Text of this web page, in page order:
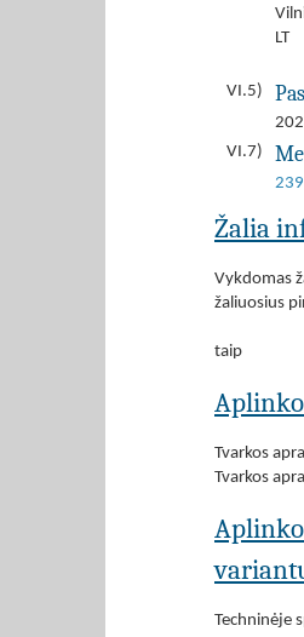
LT
VI.5)
VI.7)
Žalia
Vykdomas
žaliuosius
taip
Tvarkos
Tvarkos
Techninėje